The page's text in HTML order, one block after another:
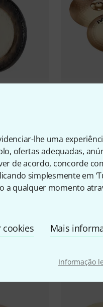
lhe uma
ofertas adequadas,
de acordo, concorde
simplesmente em
a qualquer momento
cookies Mais
Informação
€ 268